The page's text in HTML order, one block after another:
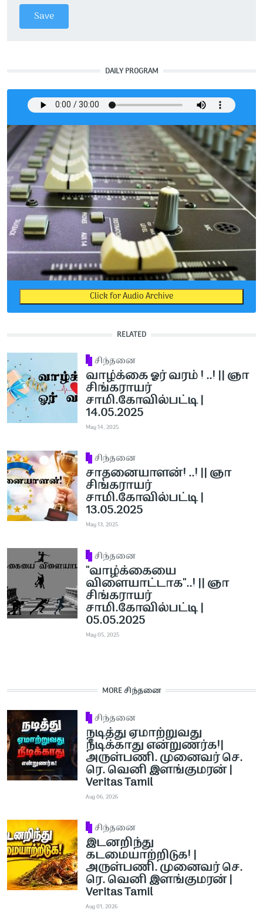
DAILY PROGRAM
Click for Audio Archive
RELATED
சிந்தனை
வாழ்க்கை ஓர் வரம் ! ..! || ஞா
சிங்கராயர்
சாமி.கோவில்பட்டி |
14.05.2025
May 14, 2025
சிந்தனை
சாதனையாளன்! ..! || ஞா
சிங்கராயர்
சாமி.கோவில்பட்டி |
13.05.2025
May 13, 2025
சிந்தனை
''வாழ்க்கையை
விளையாட்டாக''..! || ஞா
சிங்கராயர்
சாமி.கோவில்பட்டி |
05.05.2025
May 05, 2025
MORE சிந்தனை
சிந்தனை
நடித்து ஏமாற்றுவது
நீடிக்காது என்றுணர்க!|
அருள்பணி. முனைவர் செ.
ரெ. வெனி இளங்குமரன் |
Veritas Tamil
Aug 06, 2026
சிந்தனை
இடனறிந்து
கடமையாற்றிடுக! |
அருள்பணி. முனைவர் செ.
ரெ. வெனி இளங்குமரன் |
Veritas Tamil
Aug 01, 2026